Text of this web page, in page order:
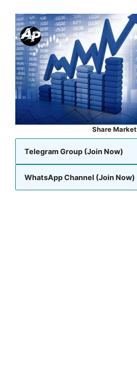
Share Market
Telegram Group (Join Now)
WhatsApp Channel (Join Now)